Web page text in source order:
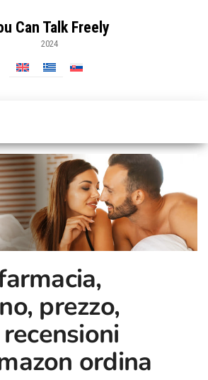
Can Talk Freely
2024
prezzo,
ordina